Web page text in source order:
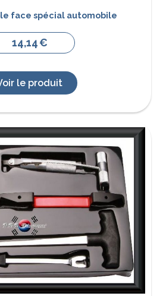
face spécial automobile
14,14€
le produit